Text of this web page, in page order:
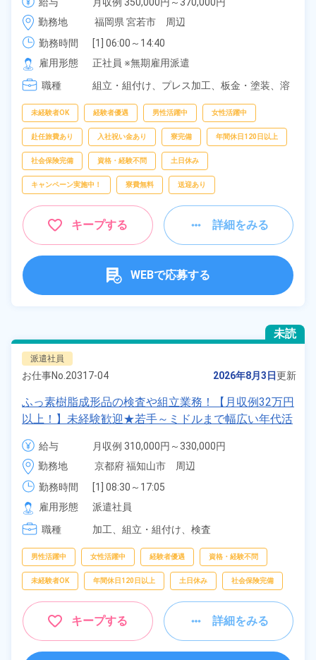
こだわり 選択してください
タグ 選択してください
ド
自宅周辺の
お仕事
Geo API」(HeartRails Inc.)
車メーカーで車の組立・溶接・塗装作業！未経験歓迎
♪昇給＆業績賞与など各種手当も充実！備品付き1R寮
完備♪カバン一つで赴任OK！20代～30代の男女活躍
中！格安食堂あり♪生活支援物資事前対応可◎《福岡
県宮若市》
給与 255,000円～255,000円
勤務地
福岡県 宮若市　周辺
勤務時間
[1] 06:00～14:40
[2] 16:00～00:40
[3] 16:30～01:10
[4] 15:20～00:00
雇用形態
正社員 ※無期雇用派遣
職種
組立・組付け、 プレス加工、 板金・塗装、 溶
未経験者OK 経験者優遇 男性活躍中 女性活躍中
赴任旅費あり 入社祝い金あり 寮完備 年間休日120日以上
社会保険完備 資格・経験不問 土日休み
キャンペーン実施中！ 寮費無料 送迎あり
キープする 詳細をみる
WEBで応募する
未読
派遣社員
お仕事No. 20317-04 2026年8月3日更新
ふっ素樹脂成形品の検査や組立業務！【月収例32万円
以上！】未経験歓迎★若手～ミドルまで幅広い年代活
躍中！正社員登用のチャンス♪日払いOK！年間休日
123日！《京都府福知山市》
給与
月収例 310,000円～330,000円
時給 1,400円～1,400円
勤務地
京都府 福知山市　周辺
勤務時間
[1] 08:30～17:05
[2] 20:30～05:05
雇用形態
派遣社員
職種
加工、 組立・組付け、 検査
男性活躍中 女性活躍中 経験者優遇 資格・経験不問
未経験者OK 年間休日120日以上 土日休み 社会保険完備
キープする 詳細をみる